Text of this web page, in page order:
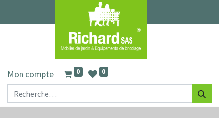
Mon compte 0 0